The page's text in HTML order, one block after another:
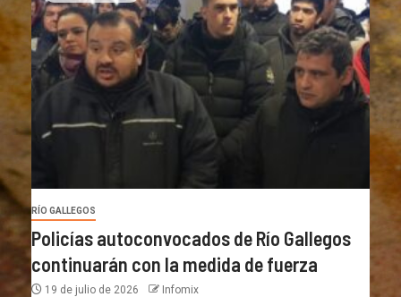
RÍO GALLEGOS
Policías autoconvocados de Río Gallegos
continuarán con la medida de fuerza
19 de julio de 2026 Infomix